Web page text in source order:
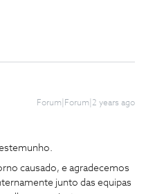
Forum|Forum|2 years ago
causado, e agradecemos
junto das equipas